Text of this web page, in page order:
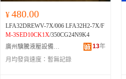
¥ 480.00
LFA32DREWV-7X/006 LFA32H2-7X/F
M-3SED10CK1X/350CG24N9K4
廣州驥騰液壓設備有限公司
13年
月均發貨速度： 暫無記錄